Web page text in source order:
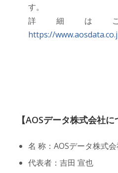
す。
詳細は
https://
【AOSデータ株式会社に
名 称：AOSデータ株式
代表者：吉田 宣也